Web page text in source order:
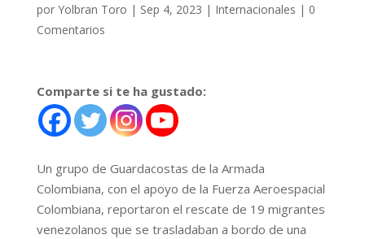
por Yolbran Toro | Sep 4, 2023 | Internacionales | 0
Comentarios
Comparte si te ha gustado:
Un grupo de Guardacostas de la Armada
Colombiana, con el apoyo de la Fuerza Aeroespacial
Colombiana, reportaron el rescate de 19 migrantes
venezolanos que se trasladaban a bordo de una